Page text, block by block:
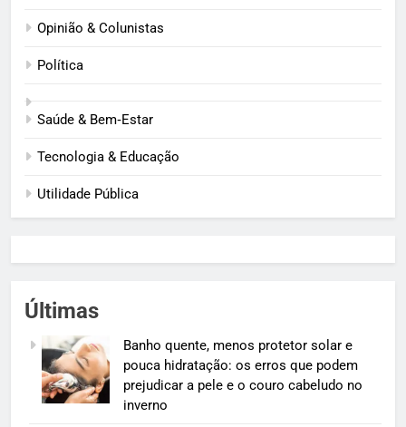
Opinião & Colunistas
Política
Saúde & Bem‑Estar
Tecnologia & Educação
Utilidade Pública
Últimas
Banho quente, menos protetor solar e
pouca hidratação: os erros que podem
prejudicar a pele e o couro cabeludo no
inverno